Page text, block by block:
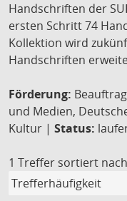
Handschriften der
ersten Schritt 74
Kollektion wird
Handschriften
Förderung:
und Medien,
Kultur | Status:
1 Treffer sortiert nach